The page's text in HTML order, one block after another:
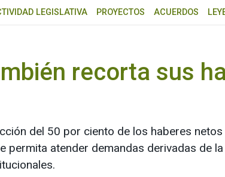
LEGISLATIVA PROYECTOS ACUERDOS
recorta sus
del 50 por ciento de los haberes
atender demandas derivadas de